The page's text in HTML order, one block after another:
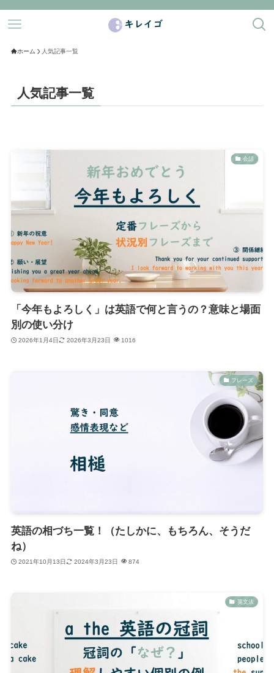
ホーム 人気記事一覧
人気記事一覧
会話
「今年もよろしく」は英語で何と言うの？意味と場面
別の使い分け
2026年1月4日 2026年3月23日 1016
フレーズ
英語の相づち一覧！（たしかに、もちろん、そうだ
ね）
2021年10月13日 2024年3月23日 874
英文法